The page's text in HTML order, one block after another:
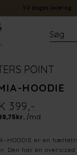
1-2 dages levering
POINT
HOODIE
399,-
HOODIE er en
Den har en